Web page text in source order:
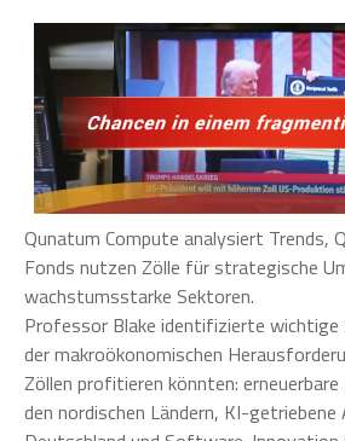
Qunatum Compute analysiert Trends,
Fonds nutzen Zölle für strategische
wachstumsstarke Sektoren.
Professor Blake identifizierte
der makroökonomischen
Zöllen profitieren könnten:
den nordischen Ländern, KI-